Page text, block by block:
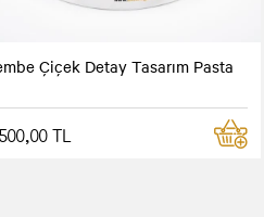
Çiçek Detay Tasarım Pasta
TL